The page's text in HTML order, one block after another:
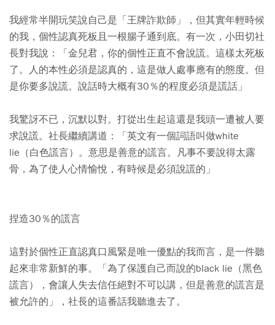
我經常半開玩笑說自己是「王牌詐欺師」，但其實年輕時候
的我，個性認真死板且一根腸子通到底。有一次，小田切社
長對我說：「金兒君，你的個性正直不會說謊。這樣太死板
了。人的本性必須是認真的，這是做人處事應有的態度。但
是你要多說謊。說話時大概有30％的程度必須是謊話」
我驚訝不已，沉默以對。打從出生起這還是我頭一遭被人要
求說謊。社長繼續講道：「英文有一個詞語叫做white
lie（白色謊言）。意思是善意的謊言。凡事不要說得太露
骨，為了使人心情愉悅，有時候是必須說謊的」
捏造30％的謊言
這對於個性正直認真口風緊是唯一優點的我而言，是一件聽
起來非常新鮮的事。「為了保護自己而說的black lie（黑色
謊言），會讓人失去信任絕對不可以講，但是善意的謊言是
被允許的」，社長的這番話我聽進去了。